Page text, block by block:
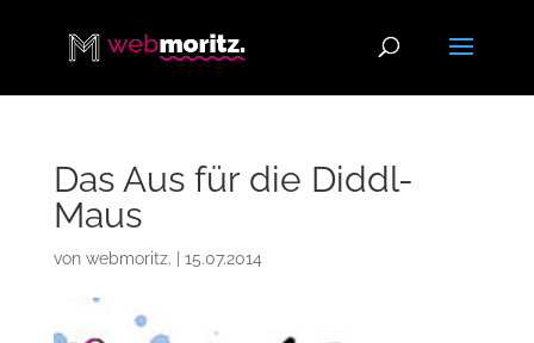
Das Aus für die Diddl-
Maus
von webmoritz. 15.07.2014